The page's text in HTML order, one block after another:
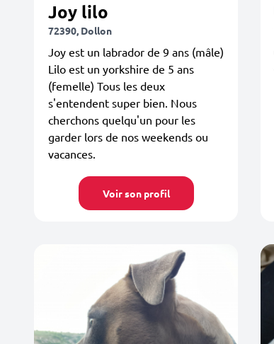
Joy lilo
72390, Dollon
Joy est un labrador de 9 ans (mâle)
Lilo est un yorkshire de 5 ans
(femelle) Tous les deux
s'entendent super bien. Nous
cherchons quelqu'un pour les
garder lors de nos weekends ou
vacances.
Voir son profil